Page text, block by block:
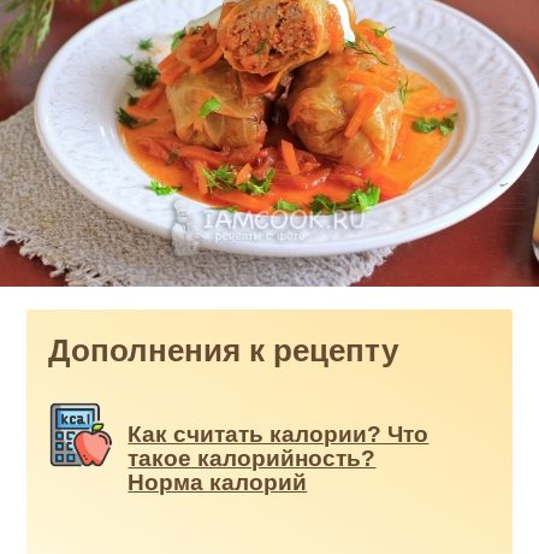
Дополнения к рецепту
Как считать калории? Что
такое калорийность?
Норма калорий